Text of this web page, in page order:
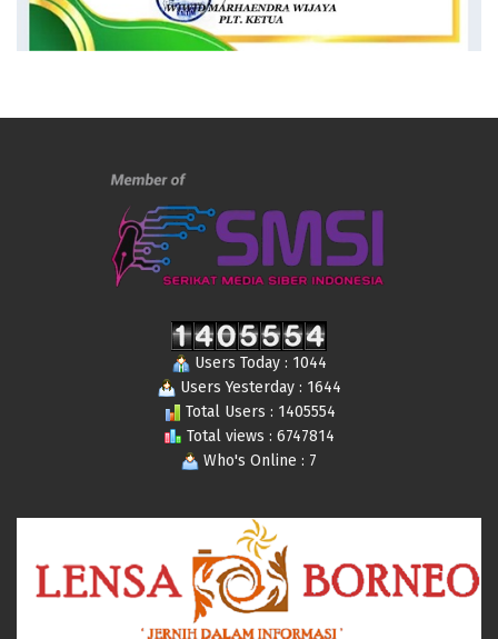
Users Today : 1044
Users Yesterday : 1644
Total Users : 1405554
Total views : 6747814
Who's Online : 7